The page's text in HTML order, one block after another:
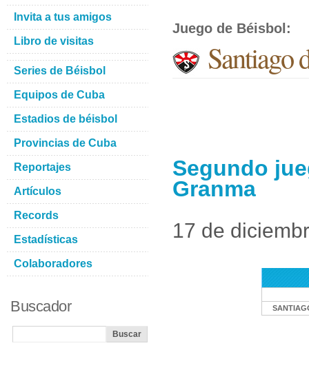
Juego de Béisbol :
Santiago
Segundo
Granma
17 de
Invita a tus amigos
Libro de visitas
Series de Béisbol
Equipos de Cuba
Estadios de béisbol
Provincias de Cuba
Reportajes
Artículos
Records
Estadísticas
Colaboradores
Buscador